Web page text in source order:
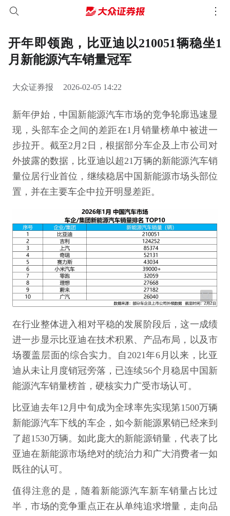
开年即领跑，比亚迪以210051辆稳坐1
月新能源汽车销量冠军
大众证券报 2026-02-05 14:22
新年伊始，中国新能源汽车市场的竞争轮廓迅速显
现，头部车企之间的差距在1月销量榜单中被进一
步拉开。截至2月2日，根据部分车企及上市公司对
外披露的数据，比亚迪以超21万辆的新能源汽车销
量位居行业首位，继续稳居中国新能源市场头部位
置，并在主要车企中拉开明显差距。
在行业整体进入相对平稳的发展阶段后，这一成绩
进一步显示比亚迪在技术积累、产品布局，以及市
场覆盖层面的综合实力。自2021年6月以来，比亚
迪从未让月度销冠旁落，已连续56个月稳居中国新
能源汽车销量榜首，硬核实力广受市场认可。
比亚迪去年12月中旬成为全球率先实现第1500万辆
新能源汽车下线的车企，如今新能源累销已经来到
了超1530万辆。如此庞大的新能源销量，代表了比
亚迪在新能源市场绝对的统治力和广大消费者一如
既往的认可。
值得注意的是，随着新能源汽车新车销量占比过
半，市场的竞争重点正在从单纯追求增量，走向品